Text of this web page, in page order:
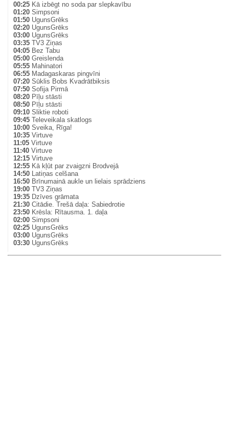
00:25 Kā izbēgt no soda par slepkavību
01:20 Simpsoni
01:50 UgunsGrēks
02:20 UgunsGrēks
03:00 UgunsGrēks
03:35 TV3 Ziņas
04:05 Bez Tabu
05:00 Greislenda
05:55 Mahinatori
06:55 Madagaskaras pingvīni
07:20 Sūklis Bobs Kvadrātbiksis
07:50 Sofija Pirmā
08:20 Pīļu stāsti
08:50 Pīļu stāsti
09:10 Sliktie roboti
09:45 Televeikala skatlogs
10:00 Sveika, Rīga!
10:35 Virtuve
11:05 Virtuve
11:40 Virtuve
12:15 Virtuve
12:55 Kā kļūt par zvaigzni Brodvejā
14:50 Latiņas celšana
16:50 Brīnumainā aukle un lielais sprādziens
19:00 TV3 Ziņas
19:35 Dzīves grāmata
21:30 Citādie. Trešā daļa: Sabiedrotie
23:50 Krēsla: Rītausma. 1. daļa
02:00 Simpsoni
02:25 UgunsGrēks
03:00 UgunsGrēks
03:30 UgunsGrēks